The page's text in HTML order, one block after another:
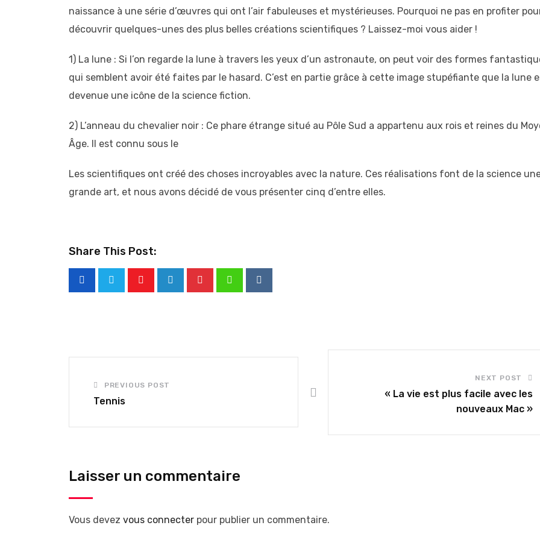
naissance à une série d’œuvres qui ont l’air fabuleuses et mystérieuses. Pourquoi ne pas en profiter
découvrir quelques-unes des plus belles créations scientifiques ? Laissez-moi vous aider !
1) La lune : Si l’on regarde la lune à travers les yeux d’un astronaute, on peut voir des formes
qui semblent avoir été faites par le hasard. C’est en partie grâce à cette image stupéfiante que la lune
devenue une icône de la science fiction.
2) L’anneau du chevalier noir : Ce phare étrange situé au Pôle Sud a appartenu aux rois et reines du
Âge. Il est connu sous le
Les scientifiques ont créé des choses incroyables avec la nature. Ces réalisations font de la science
grande art, et nous avons décidé de vous présenter cinq d’entre elles.
Share This Post:
PREVIOUS POST
Tennis
NEXT POST
« La vie est plus facile avec les
nouveaux Mac »
Laisser un commentaire
Vous devez vous connecter pour publier un commentaire.